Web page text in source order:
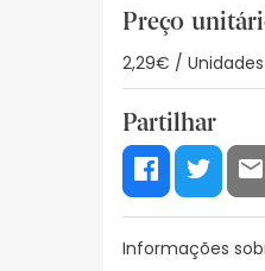
Preço
2,29€ / Unidades
Partilhar
Informações